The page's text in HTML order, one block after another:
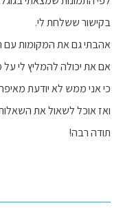
בקישור ששלחת לי.
אהבתי גם את המקומות עם
אם את יכולה להמליץ לי
כי אני ממש לא יודעת
ואז אוכל לשאול את
תודה רבה!